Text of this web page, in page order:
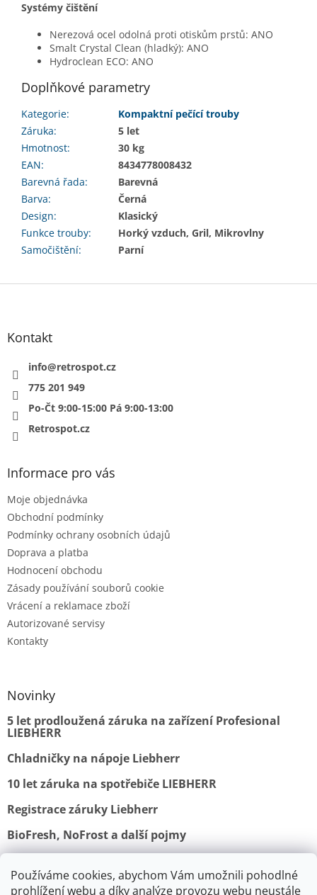
Používáme cookies, abychom Vám umožnili pohodlné
prohlížení webu a díky analýze provozu webu neustále
Systémy čištění
Nerezová ocel odolná proti otiskům prstů: ANO
Smalt Crystal Clean (hladký): ANO
Hydroclean ECO: ANO
Doplňkové parametry
Kategorie:
Kompaktní pečící trouby
Záruka:
5 let
Hmotnost:
30 kg
EAN:
8434778008432
Barevná řada:
Barevná
Barva:
Černá
Design:
Klasický
Funkce trouby:
Horký vzduch, Gril, Mikrovlny
Samočištění: Parní
Z
Kontakt
info@retrospot.cz
775 201 949
Po-Čt 9:00-15:00 Pá 9:00-13:00
Retrospot.cz
Informace pro vás
Moje objednávka
Obchodní podmínky
Podmínky ochrany osobních údajů
Doprava a platba
Hodnocení obchodu
Zásady používání souborů cookie
Vrácení a reklamace zboží
Autorizované servisy
Kontakty
Novinky
5 let prodloužená záruka na zařízení Profesional
LIEBHERR
Chladničky na nápoje Liebherr
10 let záruka na spotřebiče LIEBHERR
Registrace záruky Liebherr
BioFresh, NoFrost a další pojmy
Obchodní podmínky Vrácení a reklamace